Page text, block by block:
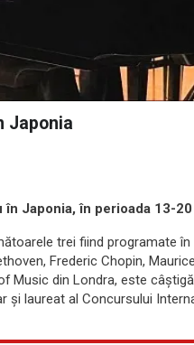
Japonia
Japonia, în perioada 13-
trei fiind programate
Frederic Chopin,
Music din Londra, este
laureat al Concursului